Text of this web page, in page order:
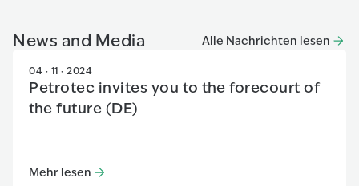
News and Media Alle Nachrichten lesen
04 · 11 · 2024
Petrotec invites you to the forecourt of
the future (DE)
Mehr lesen
Mehr lesen :Petrotec invites you to the forecourt of the